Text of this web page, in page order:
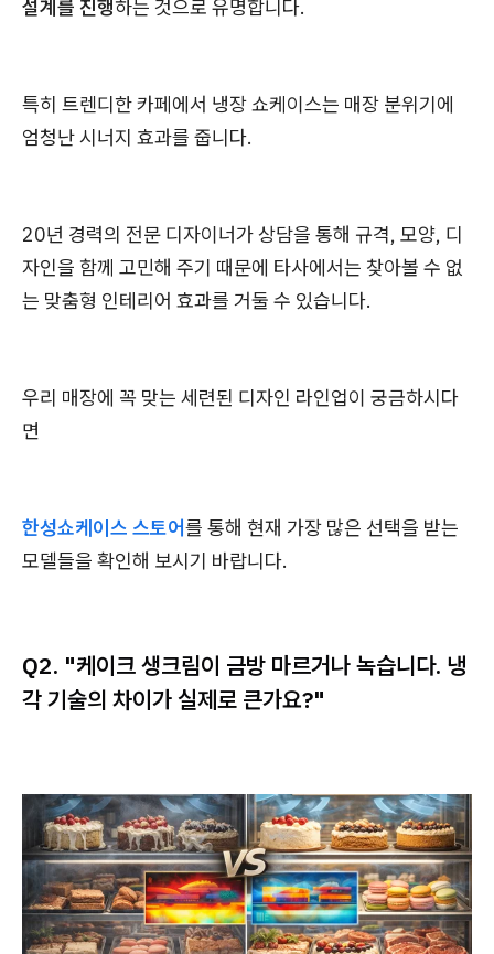
설계를 진행하는 것으로 유명합니다.
특히 트렌디한 카페에서 냉장 쇼케이스는 매장 분위기에
엄청난 시너지 효과를 줍니다.
20년 경력의 전문 디자이너가 상담을 통해 규격, 모양, 디
자인을 함께 고민해 주기 때문에 타사에서는 찾아볼 수 없
는 맞춤형 인테리어 효과를 거둘 수 있습니다.
우리 매장에 꼭 맞는 세련된 디자인 라인업이 궁금하시다
면
한성쇼케이스 스토어를 통해 현재 가장 많은 선택을 받는
모델들을 확인해 보시기 바랍니다.
Q2. "케이크 생크림이 금방 마르거나 녹습니다. 냉
각 기술의 차이가 실제로 큰가요?"